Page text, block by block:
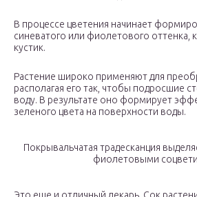
В процессе цветения начинает
синеватого или фиолетового оттенка,
кустик.
Растение широко применяют для
располагая его так, чтобы подросшие
воду. В результате оно формирует
зеленого цвета на поверхности воды.
Покрывальчатая традесканция
фиолетовыми